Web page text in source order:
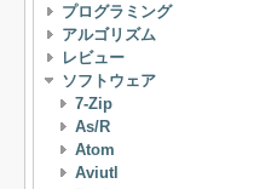
プログラミング
アルゴリズム
レビュー
ソフトウェア
7-Zip
As/R
Atom
Aviutl